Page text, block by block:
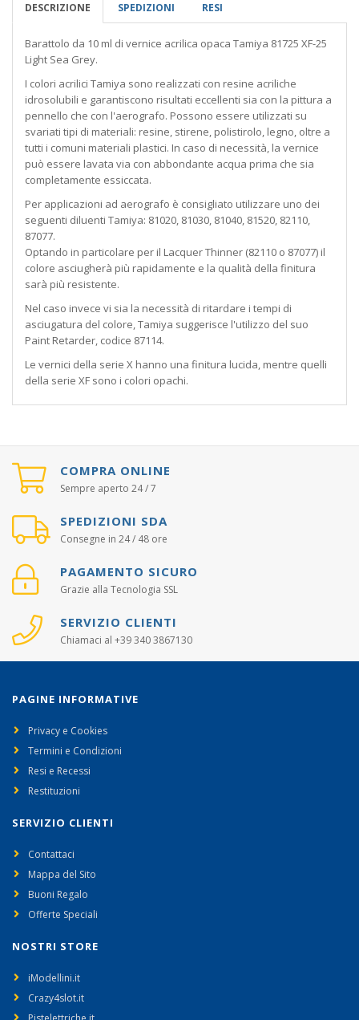
DESCRIZIONE SPEDIZIONI RESI
Barattolo da 10 ml di vernice acrilica opaca Tamiya 81725 XF-25
Light Sea Grey.
I colori acrilici Tamiya sono realizzati con resine acriliche
idrosolubili e garantiscono risultati eccellenti sia con la pittura a
pennello che con l'aerografo. Possono essere utilizzati su
svariati tipi di materiali: resine, stirene, polistirolo, legno, oltre a
tutti i comuni materiali plastici. In caso di necessità, la vernice
può essere lavata via con abbondante acqua prima che sia
completamente essiccata.
Per applicazioni ad aerografo è consigliato utilizzare uno dei
seguenti diluenti Tamiya: 81020, 81030, 81040, 81520, 82110,
87077.
Optando in particolare per il Lacquer Thinner (82110 o 87077) il
colore asciugherà più rapidamente e la qualità della finitura
sarà più resistente.
Nel caso invece vi sia la necessità di ritardare i tempi di
asciugatura del colore, Tamiya suggerisce l'utilizzo del suo
Paint Retarder, codice 87114.
Le vernici della serie X hanno una finitura lucida, mentre quelli
della serie XF sono i colori opachi.
COMPRA ONLINE
Sempre aperto 24 / 7
SPEDIZIONI SDA
Consegne in 24 / 48 ore
PAGAMENTO SICURO
Grazie alla Tecnologia SSL
SERVIZIO CLIENTI
Chiamaci al +39 340 3867130
PAGINE INFORMATIVE
Privacy e Cookies
Termini e Condizioni
Resi e Recessi
Restituzioni
SERVIZIO CLIENTI
Contattaci
Mappa del Sito
Buoni Regalo
Offerte Speciali
NOSTRI STORE
iModellini.it
Crazy4slot.it